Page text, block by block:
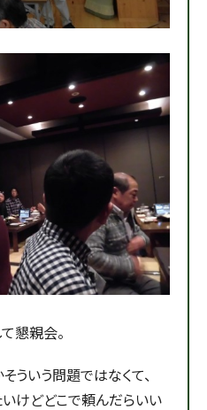
懇親会。
ういう問題ではなくて、
けどどこで頼んだらいい